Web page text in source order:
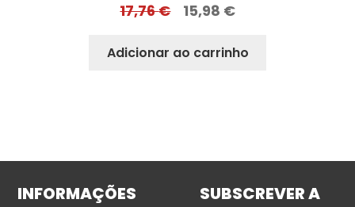
17,76€ 15,98 €
Adicionar ao carrinho
INFORMAÇÕES
SUBSCREVER A